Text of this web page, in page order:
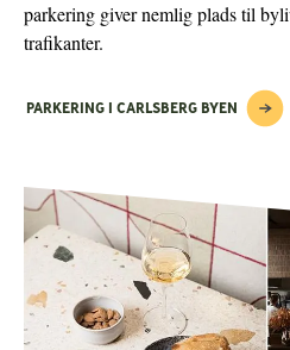
parkering giver nemlig plads til
trafikanter.
PARKERING I CARLSBERG BYEN